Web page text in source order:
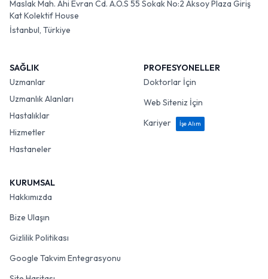
Maslak Mah. Ahi Evran Cd. A.O.S 55 Sokak No:2 Aksoy Plaza Giriş
Kat Kolektif House
İstanbul, Türkiye
SAĞLIK
Uzmanlar
Uzmanlık Alanları
Hastalıklar
Hizmetler
Hastaneler
PROFESYONELLER
Doktorlar İçin
Web Siteniz İçin
Kariyer
İşe Alım
KURUMSAL
Hakkımızda
Bize Ulaşın
Gizlilik Politikası
Google Takvim Entegrasyonu